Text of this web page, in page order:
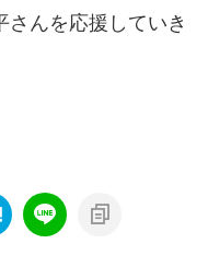
さんを応援していき